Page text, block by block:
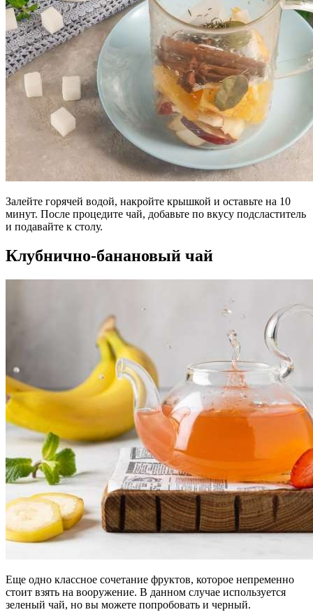
Залейте горячей водой, накройте крышкой и оставьте на 10
минут. После процедите чай, добавьте по вкусу подсластитель
и подавайте к столу.
Клубнично-банановый чай
Еще одно классное сочетание фруктов, которое непременно
стоит взять на вооружение. В данном случае используется
зеленый чай, но вы можете попробовать и черный.